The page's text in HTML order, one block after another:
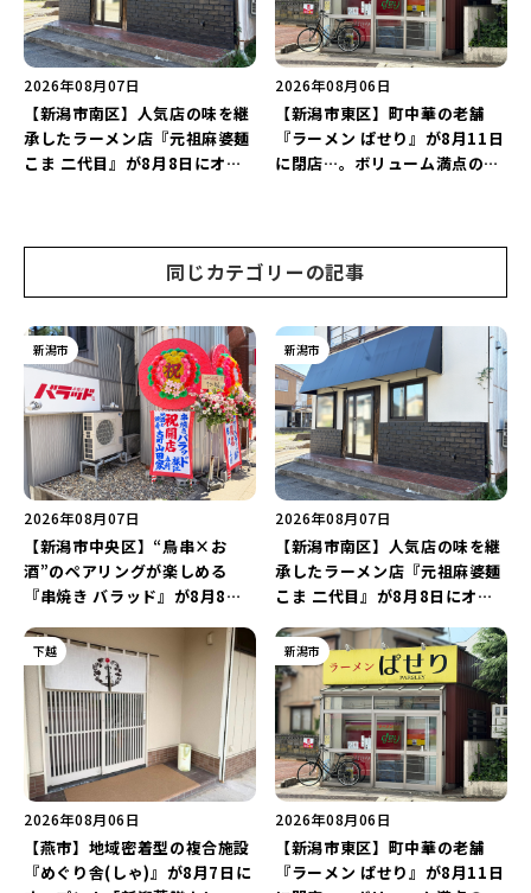
2026年08月07日
【新潟市南区】人気店の味を継
承したラーメン店『元祖麻婆麺
こま 二代目』が8月8日にオー
2026年08月06日
【新潟市東区】町中華の老舗
『ラーメン ぱせり』が8月11日
に閉店…。ボリューム満点の名
同じカテゴリーの記事
新潟市
2026年08月07日
【新潟市中央区】“鳥串×お
酒”のペアリングが楽しめる
『串焼き バラッド』が8月8日
インアップ♪
新潟市
2026年08月07日
【新潟市南区】人気店の味を継
承したラーメン店『元祖麻婆麺
こま 二代目』が8月8日にオー
た「麻婆麺」を復刻♪
下越
2026年08月06日
【燕市】地域密着型の複合施設
『めぐり舎(しゃ)』が8月7日に
新潟市
2026年08月06日
【新潟市東区】町中華の老舗
『ラーメン ぱせり』が8月11日